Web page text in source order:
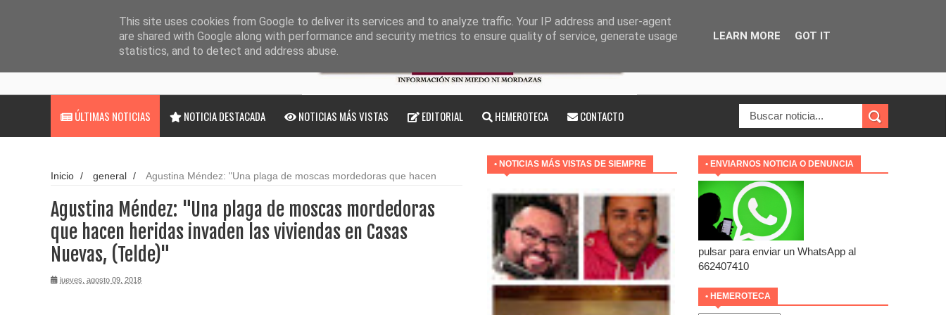
TELDE SE RECONCILIA CON LOS ANIMALES EN EL "DÍA NACIONAL DEL PERRO"
LOS PERROS TAMBIÉN LLORAN, A PROPÓSITO DEL RESCATE DE CINDY
LA CLÍNICA VETERINARIA JINÁMAR: UN PRESTIGIO PARA LA ISLA
LA TERAPEUTA HOLÍSTICA ROSANNA ROMERO NOS TRASLADA A UN VIEJE AL CENTRO DEL CORAZÓN
DIOS NO LLEGÓ A CÁNOVAS DEL CASTILLO
TELDE HACE PATRIA CON CUBA
NIEVES GARCÍA, MUJER MEDICINA: "ES UNA BENDICIÓN QUE LA TELDENSE UNIVERSAL CONCHI VERA
ÚLTIMAS NOTICIAS NOTICIA DESTACADA NOTICIAS MÁS VISTAS EDITORIAL HEMEROTECA CONTACTO
• NOTICIAS MÁS VISTAS DE SIEMPRE
Inicio / general /
Agustina Méndez: "Una plaga de moscas mordedoras que hacen
Agustina Méndez: "Una plaga de moscas mordedoras
que hacen heridas invaden las viviendas en Casas
Nuevas, (Telde)"
jueves, agosto 09, 2018
• ENVIARNOS NOTICIA O DENUNCIA
pulsar para enviar un WhatsApp al
662407410
• HEMEROTECA
This site uses cookies from Google to deliver its services and to analyze traffic. Your IP address and user-agent
are shared with Google along with performance and security metrics to ensure quality of service, generate usage
statistics, and to detect and address abuse.
LEARN MORE GOT IT